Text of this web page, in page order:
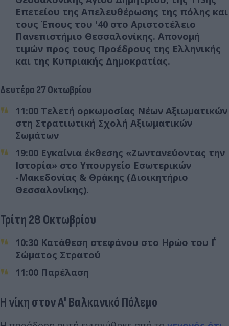
Επετείου της Απελευθέρωσης της πόλης και
τους Έπους του '40 στο Αριστοτέλειο
Πανεπιστήμιο Θεσσαλονίκης. Απονομή
τιμών προς τους Προέδρους της Ελληνικής
και της Κυπριακής Δημοκρατίας.
Δευτέρα 27 Οκτωβρίου
11:00 Τελετή ορκωμοσίας Νέων Αξιωματικών
στη Στρατιωτική Σχολή Αξιωματικών
Σωμάτων
19:00 Εγκαίνια έκθεσης «Ζωντανεύοντας την
Ιστορία» στο Υπουργείο Εσωτερικών
-Μακεδονίας & Θράκης (Διοικητήριο
Θεσσαλονίκης).
Τρίτη 28 Οκτωβρίου
10:30 Κατάθεση στεφάνου στο Ηρώο του Γ΄
Σώματος Στρατού
11:00 Παρέλαση
Η νίκη στον Α' Βαλκανικό Πόλεμο